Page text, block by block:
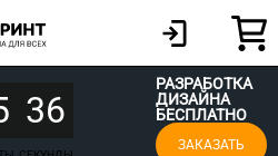
36
РАЗРАБОТКА
ДИЗАЙНА
БЕСПЛАТНО
ЗАКАЗАТЬ